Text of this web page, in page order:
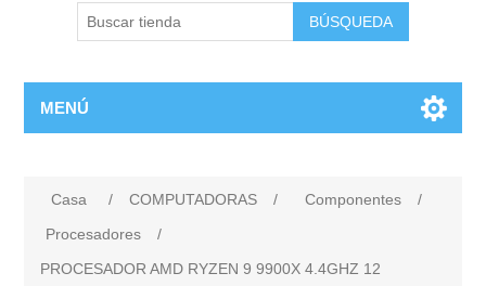
BÚSQUEDA
MENÚ
Casa / COMPUTADORAS / Componentes
/
Procesadores
/
PROCESADOR AMD RYZEN 9 9900X 4.4GHZ 12